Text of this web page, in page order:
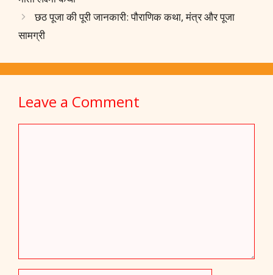
o
k
p n m
छठ पूजा की पूरी जानकारी: पौराणिक कथा, मंत्र और पूजा
सामग्री
Leave a Comment